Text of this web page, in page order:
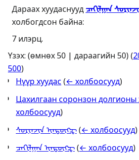
Дараах хуудаснуудᠴᠠᠬᠢᠯᠭᠠᠨ
холбогдсон байна:
7 илэрц.
Үзэх: (өмнөх 50 | дараагийн 50) (
500)
Нүүр хуудас(← холбоосууд)
Цахилгаан соронзон долгионы
холбоосууд)
ᠰᠣᠷᠢᠨᠵᠢᠨ ᠢᠨ᠍ᠳᠦ᠋ᠭ᠌ᠼ(← холбоосууд)
ᠴᠠᠭᠢᠯᠭᠠᠨ ᠢᠨ᠍ᠳᠦ᠋ᠭ᠌ᠼ(← холбоосууд)